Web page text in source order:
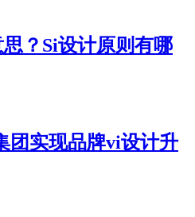
？Si设计原则有哪
团实现品牌vi设计升